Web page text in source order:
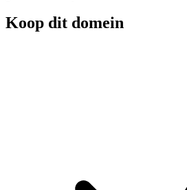
Koop dit domein